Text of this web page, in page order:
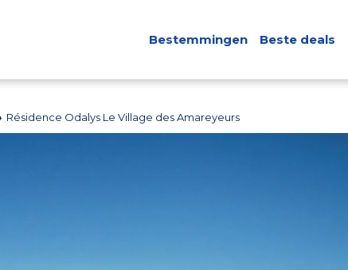
Bestemmingen Beste deals
Résidence Odalys Le Village des Amareyeurs